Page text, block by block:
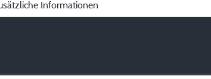
Informationen